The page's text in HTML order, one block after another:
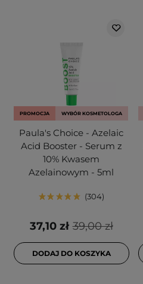
PROMOCJA WYBÓR KOSMETOLOGA
Paula's Choice - Azelaic
Acid Booster - Serum z
10% Kwasem
Azelainowym - 5ml
304
39,00 zł
37,10 zł
DODAJ DO KOSZYKA